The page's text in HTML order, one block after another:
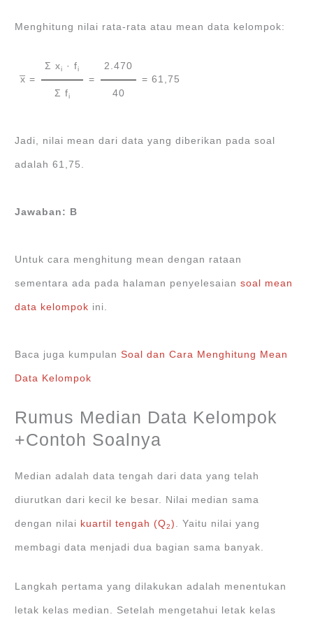
Menghitung nilai rata-rata atau mean data kelompok:
x̅ =
Ʃ xi · fi
Ʃ fi
=
2.470
40
= 61,75
Jadi, nilai mean dari data yang diberikan pada soal
adalah 61,75.
Jawaban: B
Untuk cara menghitung mean dengan rataan
sementara ada pada halaman penyelesaiansoal mean
data kelompok ini.
Baca juga kumpulanSoal dan Cara Menghitung Mean
Data Kelompok
Rumus Median Data Kelompok
+Contoh Soalnya
Median adalah data tengah dari data yang telah
diurutkan dari kecil ke besar. Nilai median sama
dengan nilai kuartil tengah (Q2) . Yaitu nilai yang
membagi data menjadi dua bagian sama banyak.
Langkah pertama yang dilakukan adalah menentukan
letak kelas median. Setelah mengetahui letak kelas